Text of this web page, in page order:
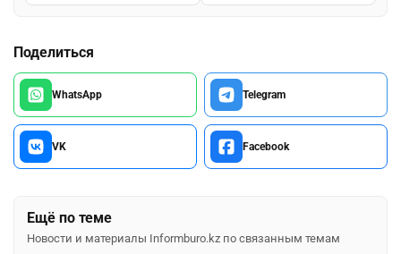
Поделиться
WhatsApp Telegram
VK Facebook
Ещё по теме
Новости и материалы Informburo.kz по связанным темам